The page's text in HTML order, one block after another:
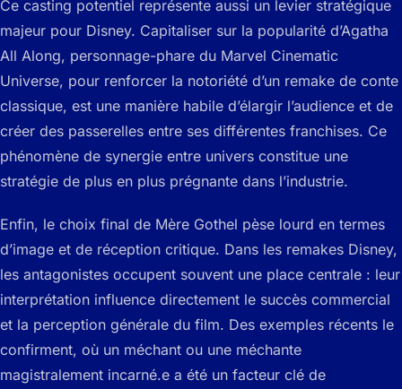
Ce casting potentiel représente aussi un levier stratégique
majeur pour Disney. Capitaliser sur la popularité d’Agatha
All Along, personnage-phare du Marvel Cinematic
Universe, pour renforcer la notoriété d’un remake de conte
classique, est une manière habile d’élargir l’audience et de
créer des passerelles entre ses différentes franchises. Ce
phénomène de synergie entre univers constitue une
stratégie de plus en plus prégnante dans l’industrie.
Enfin, le choix final de Mère Gothel pèse lourd en termes
d’image et de réception critique. Dans les remakes Disney,
les antagonistes occupent souvent une place centrale : leur
interprétation influence directement le succès commercial
et la perception générale du film. Des exemples récents le
confirment, où un méchant ou une méchante
magistralement incarné.e a été un facteur clé de